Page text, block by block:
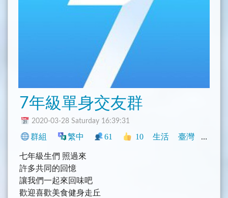
反動、質疑、批判，而興起的一種思潮。
7年級單身交友群
2020-03-28 Saturday 16:39:31
群組 繁中 61 10 生活 臺灣 社群
七年級生們 照過來
許多共同的回憶
讓我們一起來回味吧
歡迎喜歡美食健身走丘